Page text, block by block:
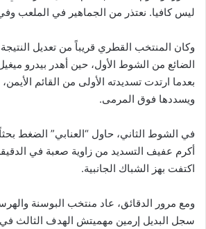
ليس كافيا. نعتذر من الجماهير في الملعب
وكان المنتخب القطري قريباً من تعديل
الضائع من الشوط الأول، حين أهدر بيدرو
بعدما ارتدت تسديدته الأولى من القائم
ويسددها فوق المرمى.
في الشوط الثاني، حاول “العنابي” الضغط
اكتفت بهز الشباك الجانبية.
ومع مرور الدقائق، عاد منتخب البوسنة